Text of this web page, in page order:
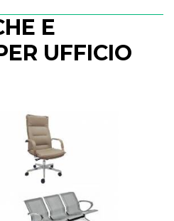
E
UFFICIO